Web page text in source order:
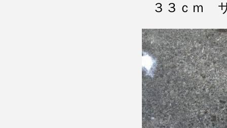
３３ｃｍ